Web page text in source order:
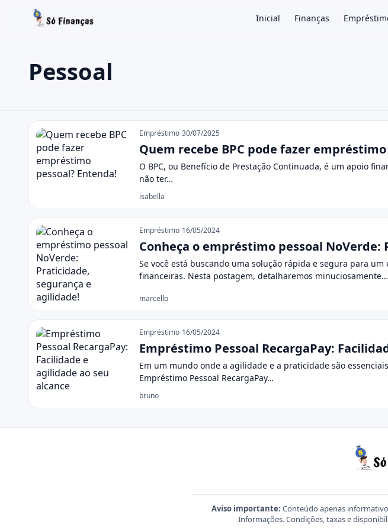
Inicial Finanças
Buscar no site
Pressione Enter para buscar ou ESC para fechar.
Pessoal
Pessoal Empréstimo 30/07/2025
Quem recebe BPC pode fazer
O BPC, ou Benefício de Prestação Continuada, é um apoio
não ter…
isabella
Empréstimo 16/05/2024
Conheça o empréstimo pessoal
Se você está buscando uma solução rápida e segura para
financeiras. Nesta postagem, detalharemos minuciosamente…
marcello
Empréstimo 16/05/2024
Empréstimo Pessoal RecargaPay:
Em um mundo onde a agilidade e a praticidade são
Empréstimo Pessoal RecargaPay…
bruno
Aviso importante: Conteúdo apenas
Informações. Condições, taxas e